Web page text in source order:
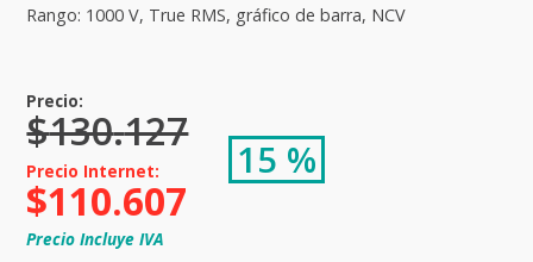
Rango: 1000 V, True RMS, gráfico de barra, NCV
$130.127
15 %
$110.607
Precio Incluye IVA